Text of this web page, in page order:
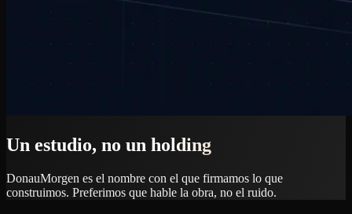
Un estudio, no un holding
DonauMorgen es el nombre con el que firmamos lo que
construimos. Preferimos que hable la obra, no el ruido.